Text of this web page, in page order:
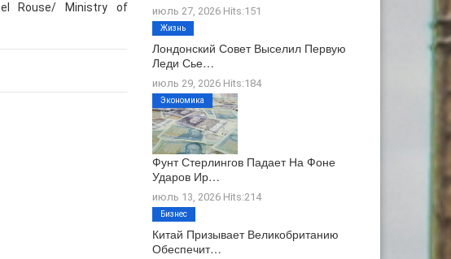
Rouse/ Ministry of
июль 27, 2026 Hits:151
Лондонский Совет Выселил Первую
Леди Сье…
июль 29, 2026 Hits:184
Жизнь
Фунт Стерлингов Падает На Фоне
Ударов Ир…
июль 13, 2026 Hits:214
Экономика
Китай Призывает Великобританию
Обеспечит…
Бизнес